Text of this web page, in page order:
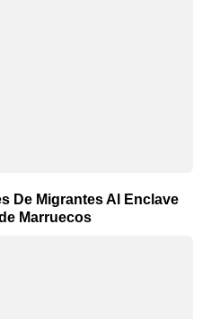
De Migrantes Al Enclave
Marruecos